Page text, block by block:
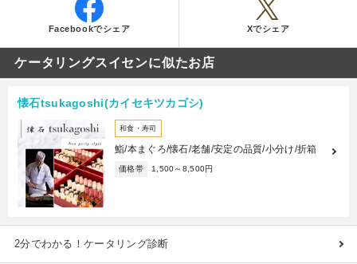
Facebookでシェア Xでシェア
ケータリングスイセンに似たお店
懐石tsukagoshi(カイセキツカゴシ)
和食・寿司
鮨/本まぐろ/懐石/老舗/安定の品質/小分け/折箱
価格帯 1,500～8,500円
2分でわかる！ケータリング診断